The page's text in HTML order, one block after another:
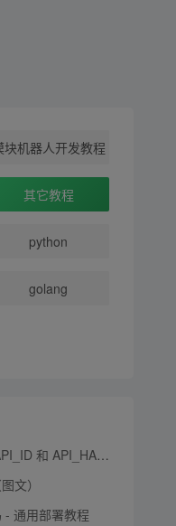
块机器人开发教程
其它教程
python
golang
API_HASH 申请教程
文）
- 通用部署教程